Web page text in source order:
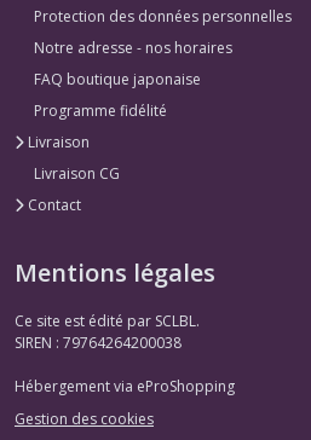
Protection des données personnelles
Notre adresse - nos horaires
FAQ boutique japonaise
Programme fidélité
Livraison
Livraison CG
Contact
Mentions légales
Ce site est édité par SCLBL.
SIREN : 79764264200038
Hébergement via eProShopping
Gestion des cookies